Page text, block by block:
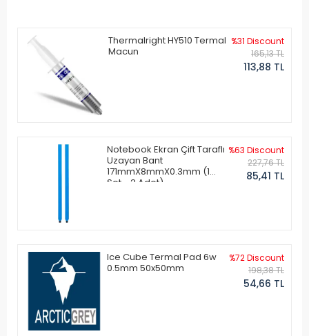
Thermalright HY510 Termal
Macun
%31 Discount
165,13 TL
113,88 TL
Notebook Ekran Çift Taraflı
Uzayan Bant
171mmX8mmX0.3mm (1
Set - 2 Adet)
%63 Discount
227,76 TL
85,41 TL
Ice Cube Termal Pad 6w
0.5mm 50x50mm
%72 Discount
198,38 TL
54,66 TL